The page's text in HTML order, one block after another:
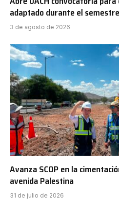
adaptado durante el
3 de agosto de 2026
Avanza SCOP en la
avenida Palestina
31 de julio de 2026